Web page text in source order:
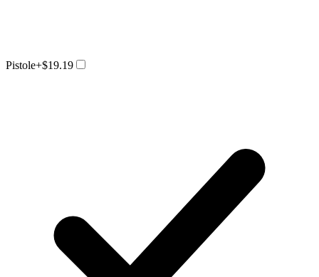
Pistole+$19.19